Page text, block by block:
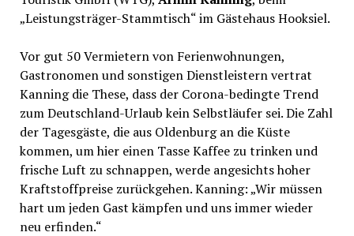
„Leistungsträger-Stammtisch“ im Gästehaus Hooksiel.
Vor gut 50 Vermietern von Ferienwohnungen,
Gastronomen und sonstigen Dienstleistern vertrat
Kanning die These, dass der Corona-bedingte Trend
zum Deutschland-Urlaub kein Selbstläufer sei. Die Zahl
der Tagesgäste, die aus Oldenburg an die Küste
kommen, um hier einen Tasse Kaffee zu trinken und
frische Luft zu schnappen, werde angesichts hoher
Kraftstoffpreise zurückgehen. Kanning: „Wir müssen
hart um jeden Gast kämpfen und uns immer wieder
neu erfinden.“